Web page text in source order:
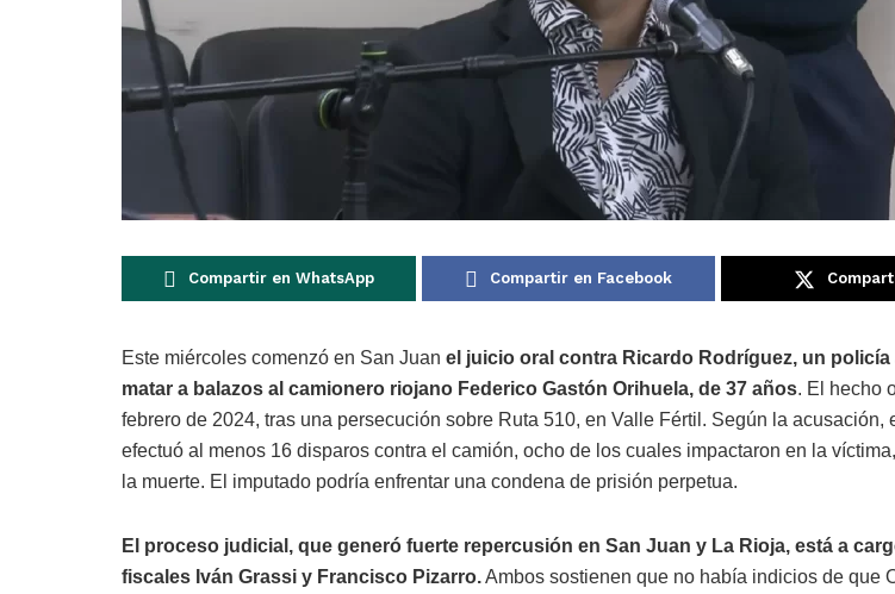
Compartir en WhatsApp Compartir en Facebook
Este miércoles comenzó en San Juan el juicio oral contra Ricardo Rodríguez, un
matar a balazos al camionero riojano Federico Gastón Orihuela, de 37 años. El hecho
febrero de 2024, tras una persecución sobre Ruta 510, en Valle Fértil. Según la acusación,
efectuó al menos 16 disparos contra el camión, ocho de los cuales impactaron en la
la muerte. El imputado podría enfrentar una condena de prisión perpetua.
El proceso judicial, que generó fuerte repercusión en San Juan y La Rioja, está a
fiscales Iván Grassi y Francisco Pizarro.Ambos sostienen que no había indicios de que